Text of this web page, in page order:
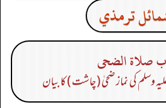
ترمذي
صلاة الضحى
وسلم کی نماز ضحیٰ ( چاشت ) کا بیان